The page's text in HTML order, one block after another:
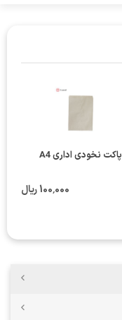
پاکت نخودی اداری A4
100٬000 ریال